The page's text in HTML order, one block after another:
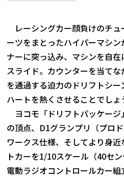
レーシングカー顔負けのチ
ーツをまとったハイパーマシ
ナーに突っ込み、マシンを自
スライド。カウンターを当て
を通過する迫力のドリフトシ
ハートを熱くさせることでしょ
ヨコモ「ドリフトパッケージ
の頂点、D1グランプリ（プロ
ワークス仕様、そしてより身
トカーを1/10スケール（40セ
電動ラジオコントロールカー組